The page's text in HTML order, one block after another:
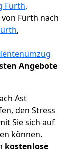
Fürth,
von Fürth nach
,
Angebote
Ast
den Stress
Sie sich auf
können.
kostenlose